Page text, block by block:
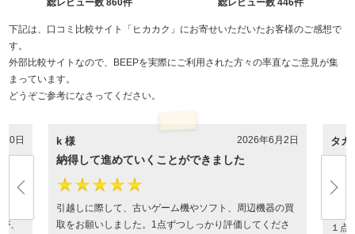
総レビュー数860件 総レビュー数 446件
下記は、口コミ比較サイト「ヒカカク」にお寄せいただいたお客様のご感想で
す。
外部比較サイトなので、BEEPを実際にご利用された方々の率直なご意見が集
まっています。
どうぞご参考になさってください。
10日
、
k 様 2026年6月2日
納得して進めていくことができました
★★★★★
引越しに際して、古いゲーム機やソフト、周辺機器の買
取をお願いしました。1点ずつしっかり評価してくださ
タカ
ほ
す
１点